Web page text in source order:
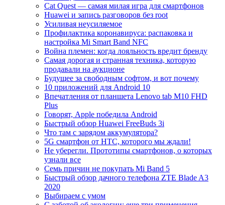
Cat Quest — самая милая игра для смартфонов
Huawei и запись разговоров без root
Усиливая неусиляемое
Профилактика коронавируса: распаковка и
настройка Mi Smart Band NFC
Война племен: когда лояльность вредит бренду
Самая дорогая и странная техника, которую
продавали на аукционе
Будущее за свободным софтом, и вот почему
10 приложений для Android 10
Впечатления от планшета Lenovo tab M10 FHD
Plus
Говорят, Apple победила Android
Быстрый обзор Huawei FreeBuds 3i
Что там с зарядом аккумулятора?
5G смартфон от HTC, которого мы ждали!
Не уберегли. Прототипы смартфонов, о которых
узнали все
Семь причин не покупать Mi Band 5
Быстрый обзор дачного телефона ZTE Blade A3
2020
Выбираем с умом